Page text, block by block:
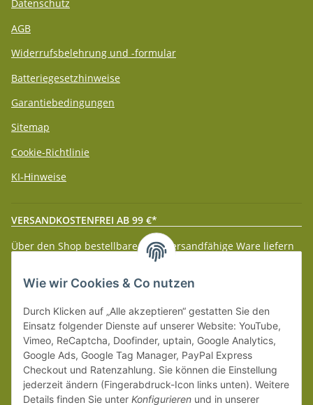
Datenschutz
AGB
Widerrufsbelehrung und -formular
Batteriegesetzhinweise
Garantiebedingungen
Sitemap
Cookie-Richtlinie
KI-Hinweise
VERSANDKOSTENFREI AB 99 €*
Über den Shop bestellbare paketversandfähige Ware liefern
wir innerhalb Deutschland (Festland) ab 99 € * Warenwert
versandkostenfrei.
Weitere Versanddetails entnehmen Sie bitte unserenLiefer-
und Zahlungsbedingungen.
Wie wir Cookies & Co nutzen
Durch Klicken auf „Alle akzeptieren“ gestatten Sie den
Einsatz folgender Dienste auf unserer Website: YouTube,
Vimeo, ReCaptcha, Doofinder, uptain, Google Analytics,
Google Ads, Google Tag Manager, PayPal Express
Checkout und Ratenzahlung. Sie können die Einstellung
jederzeit ändern (Fingerabdruck-Icon links unten). Weitere
Details finden Sie unter Konfigurieren und in unserer